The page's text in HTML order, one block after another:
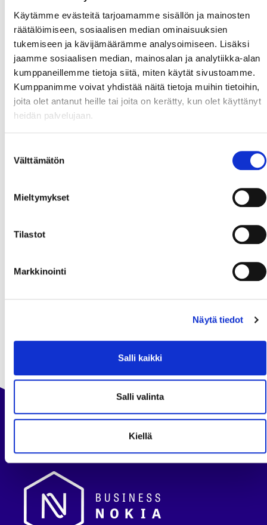
Käytämme evästeitä tarjoamamme sisällön ja mainosten
räätälöimiseen, sosiaalisen median ominaisuuksien
tukemiseen ja kävijämäärämme analysoimiseen. Lisäksi
jaamme sosiaalisen median, mainosalan ja analytiikka-alan
kumppaneillemme tietoja siitä, miten käytät sivustoamme.
Kumppanimme voivat yhdistää näitä tietoja muihin tietoihin,
joita olet antanut heille tai joita on kerätty, kun olet käyttänyt
heidän palvelujaan.
valinta
Välttämätön
Mieltymykset
Tilastot
Markkinointi
Näytä tiedot
Salli kaikki
Salli valinta
Kiellä
+
−
contributors